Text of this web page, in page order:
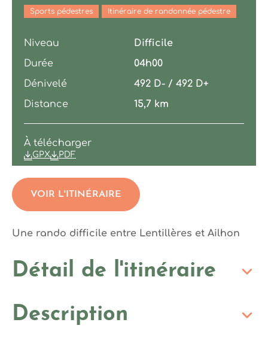
Une rando difficile entre Lentillères et Ailhon
Détail de l'itinéraire
Description
Sports pédestres Itinéraire de randonnée pédestre
Niveau
Difficile
Durée
04h00
Dénivelé
492 D- / 492 D+
Distance
15,7 km
À télécharger
GPX PDF
VOIR L'ITINÉRAIRE